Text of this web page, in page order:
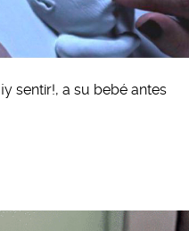
sentir!, a su bebé antes